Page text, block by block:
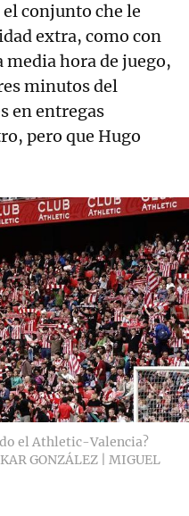
conjunto che le
extra, como con
media hora de juego,
minutos del
en entregas
pero que Hugo
el Athletic-Valencia?
GONZÁLEZ | MIGUEL